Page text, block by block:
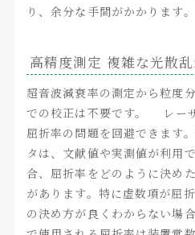
り、余分な手間がかかります。
高精度測定 複雑な光散
超音波減衰率の測定から粒度
での校正は不要です。 レー
屈折率の問題を回避できます
タは、文献値や実測値が利用
合、屈折率をどのように決め
があります。特に虚数項が屈
の決め方が良くわからない場